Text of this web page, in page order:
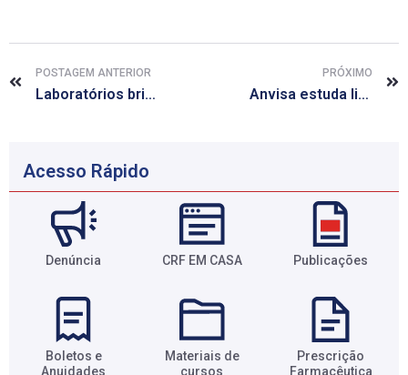
POSTAGEM ANTERIOR
Laboratórios britânicos fecham acordo sobre pesquisa em animais
PRÓXIMO
Anvisa estuda liberar um dos compostos da maconha para terapia
Acesso Rápido
Denúncia CRF EM CASA Publicações
Boletos e
Anuidades​
Materiais de
cursos​
Prescrição
Farmacêutica​